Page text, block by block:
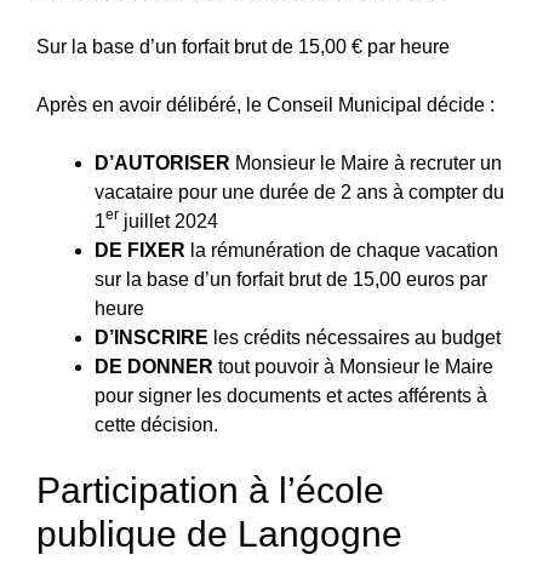
Sur la base d’un forfait brut de 15,00 € par heure
Après en avoir délibéré, le Conseil Municipal décide :
D’AUTORISER Monsieur le Maire à recruter un
vacataire pour une durée de 2 ans à compter du
1er juillet 2024
DE FIXER la rémunération de chaque vacation
sur la base d’un forfait brut de 15,00 euros par
heure
D’INSCRIRE les crédits nécessaires au budget
DE DONNER tout pouvoir à Monsieur le Maire
pour signer les documents et actes afférents à
cette décision.
Participation à l’école
publique de Langogne